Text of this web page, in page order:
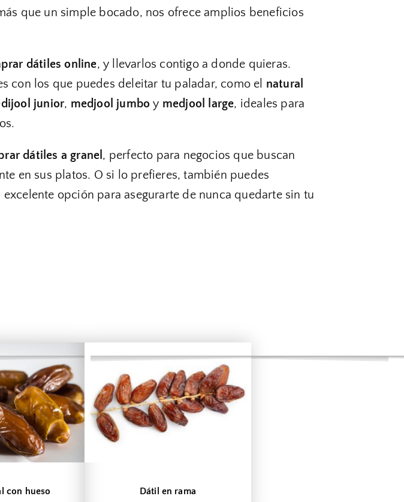
que un simple bocado, nos ofrece amplios beneficios
dátiles online, y llevarlos contigo a donde quieras.
con los que puedes deleitar tu paladar, como el natural
junior, medjool jumbo y medjool large, ideales para
dátiles a granel , perfecto para negocios que buscan
en sus platos. O si lo prefieres, también puedes
excelente opción para asegurarte de nunca quedarte sin tu
con hueso Dátil en rama